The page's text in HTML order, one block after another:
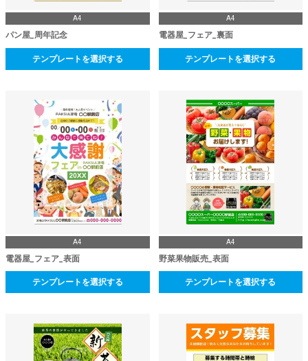
A4
パン屋_周年記念
テンプレートを選択する
A4
電器屋_フェア_裏面
テンプレートを選択する
A4
電器屋_フェア_表面
テンプレートを選択する
A4
野菜果物販売_表面
テンプレートを選択する